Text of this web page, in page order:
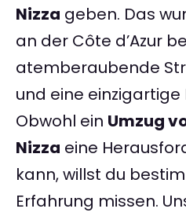
Nizza geben. Das
an der Côte d’Azur
atemberaubende
und eine
Obwohl ein Umzug
Nizza eine
kann, willst du
Erfahrung missen.